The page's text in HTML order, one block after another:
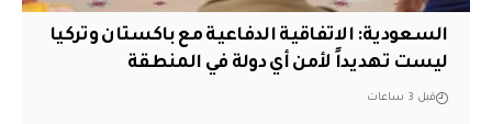
السعودية: الاتفاقية الدفاعية مع باكستان وتركيا
ليست تهديداً لأمن أي دولة في المنطقة
قبل 3 ساعات